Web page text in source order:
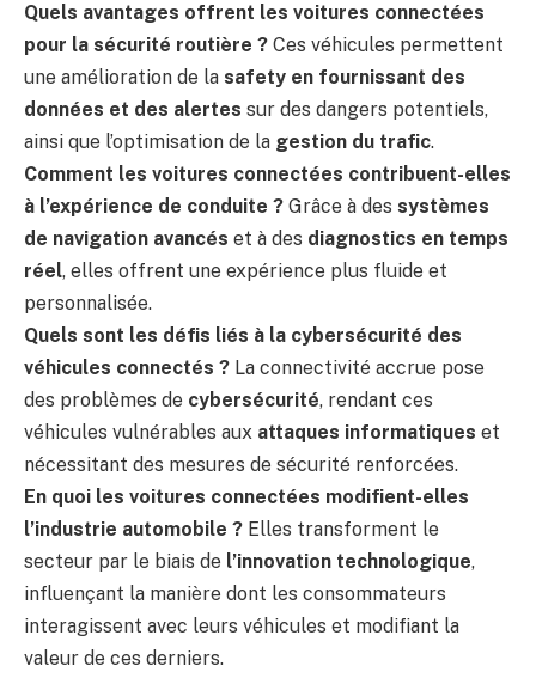
Quels avantages offrent les voitures connectées
pour la sécurité routière ? Ces véhicules permettent
une amélioration de la safety en fournissant des
données et des alertes sur des dangers potentiels,
ainsi que l’optimisation de la gestion du trafic.
Comment les voitures connectées contribuent-elles
à l’expérience de conduite ? Grâce à des systèmes
de navigation avancés et à des diagnostics en temps
réel, elles offrent une expérience plus fluide et
personnalisée.
Quels sont les défis liés à la cybersécurité des
véhicules connectés ? La connectivité accrue pose
des problèmes de cybersécurité, rendant ces
véhicules vulnérables aux attaques informatiques et
nécessitant des mesures de sécurité renforcées.
En quoi les voitures connectées modifient-elles
l’industrie automobile ? Elles transforment le
secteur par le biais de l’innovation technologique,
influençant la manière dont les consommateurs
interagissent avec leurs véhicules et modifiant la
valeur de ces derniers.